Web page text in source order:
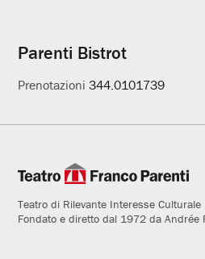
Parenti Bistrot
Prenotazioni344.0101739
Teatro di Rilevante Interesse Culturale
Fondato e diretto dal 1972 da Andrée